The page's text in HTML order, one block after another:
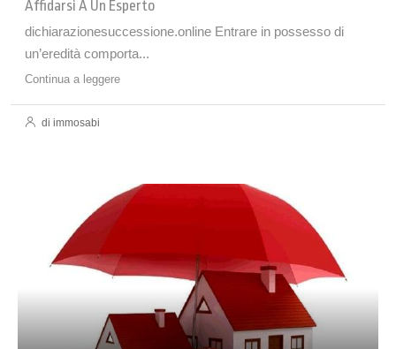
Affidarsi A Un Esperto
dichiarazionesuccessione.online Entrare in possesso di
un’eredità comporta...
Continua a leggere
di immosabi